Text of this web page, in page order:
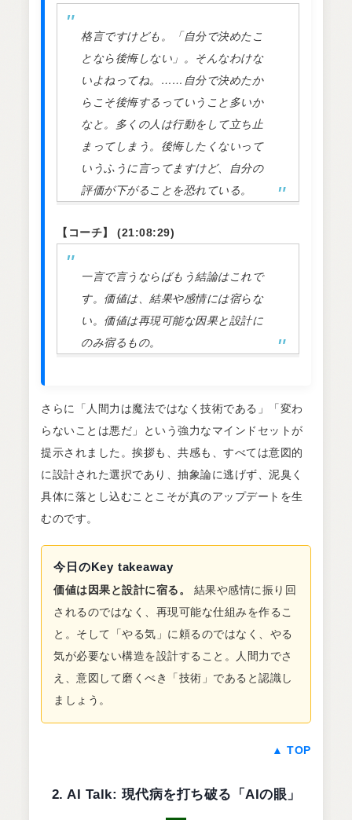
格言ですけども。「自分で決めたこ
となら後悔しない」。そんなわけな
いよねってね。……自分で決めたか
らこそ後悔するっていうこと多いか
なと。多くの人は行動をして立ち止
まってしまう。後悔したくないって
いうふうに言ってますけど、自分の
評価が下がることを恐れている。
【コーチ】 (21:08:29)
一言で言うならばもう結論はこれで
す。価値は、結果や感情には宿らな
い。価値は再現可能な因果と設計に
のみ宿るもの。
さらに「人間力は魔法ではなく技術である」「変わ
らないことは悪だ」という強力なマインドセットが
提示されました。挨拶も、共感も、すべては意図的
に設計された選択であり、抽象論に逃げず、泥臭く
具体に落とし込むことこそが真のアップデートを生
むのです。
今日のKey takeaway
価値は因果と設計に宿る。
結果や感情に振り回
されるのではなく、再現可能な仕組みを作るこ
と。そして「やる気」に頼るのではなく、やる
気が必要ない構造を設計すること。人間力でさ
え、意図して磨くべき「技術」であると認識し
ましょう。
▲ TOP
2. AI Talk: 現代病を打ち破る「AIの眼」